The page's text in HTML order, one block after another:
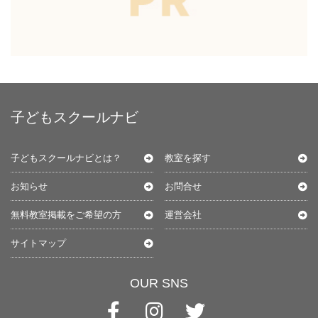
子どもスクールナビ
子どもスクールナビとは？ 教室を探す
お知らせ お問合せ
無料教室掲載をご希望の方 運営会社
サイトマップ
OUR SNS